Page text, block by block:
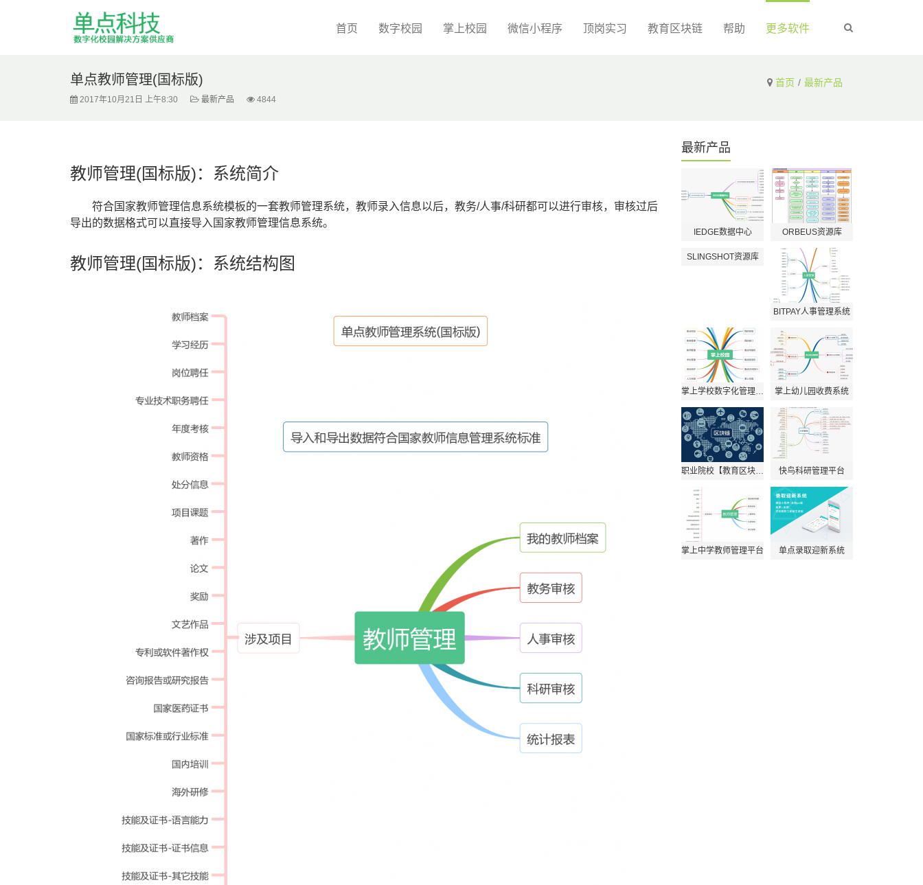
首页 数字校园 掌上校园 微信小程序 顶岗实习 教育区块链 帮助 更多软件
首页 最新产品
单点教师管理(国标版)
2017年10月21日 上午8:30 最新产品 4844
教师管理(国标版)：系统简介
符合国家教师管理信息系统模板的一套教师管理系统，教师录入信息以后，教务/人事/科研都可以进行审核，审核过后
导出的数据格式可以直接导入国家教师管理信息系统。
教师管理(国标版)：系统结构图
最新产品
IEDGE数据中心 ORBEUS资源库
SLINGSHOT资源库
BITPAY人事管理系统
掌上学校数字化管理系统 掌上幼儿园收费系统
职业院校【教育区块链】上链服务 快鸟科研管理平台
掌上中学教师管理平台 单点录取迎新系统